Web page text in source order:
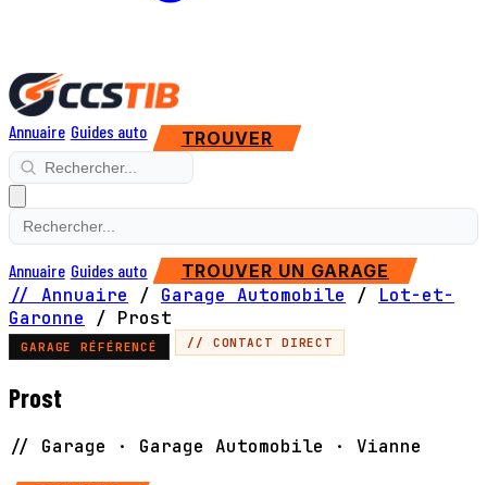
Annuaire Guides auto TROUVER
Annuaire Guides auto TROUVER UN GARAGE
// Annuaire / Garage Automobile /
Lot-et-
Garonne
/ Prost
GARAGE RÉFÉRENCÉ // CONTACT DIRECT
Prost
// Garage · Garage Automobile · Vianne